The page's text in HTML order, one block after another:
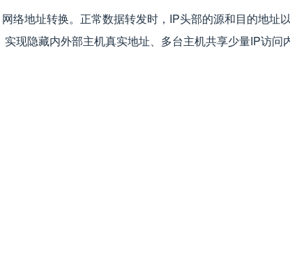
络地址转换。正常数据转发时，IP头部的源和目的地址
现隐藏内外部主机真实地址、多台主机共享少量IP访问